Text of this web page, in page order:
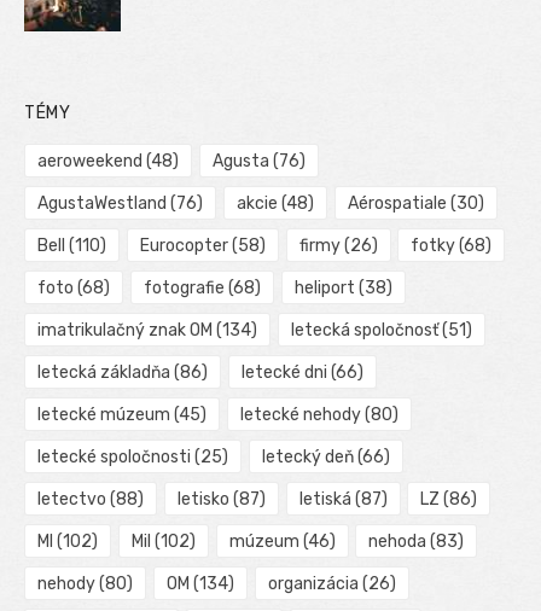
TÉMY
aeroweekend (48) Agusta (76)
AgustaWestland (76) akcie (48) Aérospatiale (30)
Bell (110) Eurocopter(58) firmy(26) fotky(68)
foto (68) fotografie (68) heliport (38)
imatrikulačný znak OM (134) letecká spoločnosť(51)
letecká základňa (86) letecké dni (66)
letecké múzeum (45) letecké nehody(80)
letecké spoločnosti (25) letecký deň(66)
letectvo (88) letisko (87) letiská (87) LZ (86)
MI (102) Mil (102) múzeum (46) nehoda (83)
nehody(80) OM (134) organizácia (26)